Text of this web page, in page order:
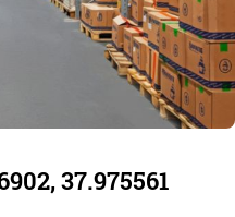
37.975561